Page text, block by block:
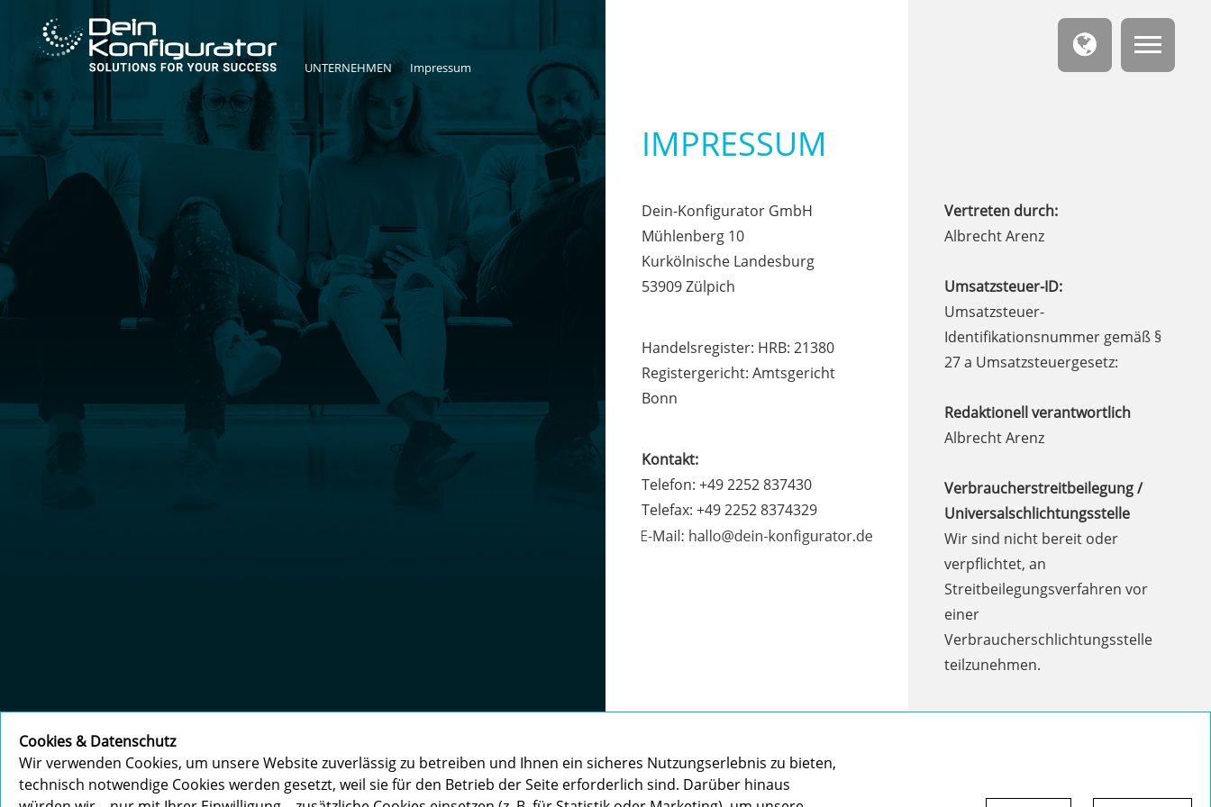
UNTERNEHMEN Impressum
IMPRESSUM
Dein-Konfigurator GmbH
Mühlenberg 10
Kurkölnische Landesburg
53909 Zülpich
Handelsregister: HRB: 21380
Registergericht: Amtsgericht
Bonn
Kontakt:
Telefon: +49 2252 837430
Telefax: +49 2252 8374329
Vertreten durch:
Albrecht Arenz
Umsatzsteuer-ID:
Umsatzsteuer-
Identifikationsnummer gemäß §
27 a Umsatzsteuergesetz:
Redaktionell verantwortlich
Albrecht Arenz
Verbraucherstreitbeilegung /
Universalschlichtungsstelle
Wir sind nicht bereit oder
verpflichtet, an
Streitbeilegungsverfahren vor
einer
Verbraucherschlichtungsstelle
teilzunehmen.
AVB PRODUKTFINDER
Cookies & Datenschutz
Wir verwenden Cookies, um unsere Website zuverlässig zu betreiben und Ihnen ein sicheres Nutzungserlebnis zu bieten,
technisch notwendige Cookies werden gesetzt, weil sie für den Betrieb der Seite erforderlich sind. Darüber hinaus